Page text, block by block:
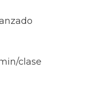
clase